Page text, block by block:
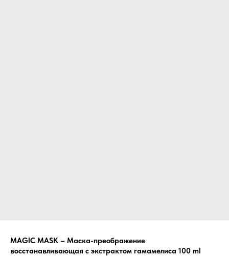
MAGIC MASK – Маска-преображение
восстанавливающая с экстрактом гамамелиса 100 ml